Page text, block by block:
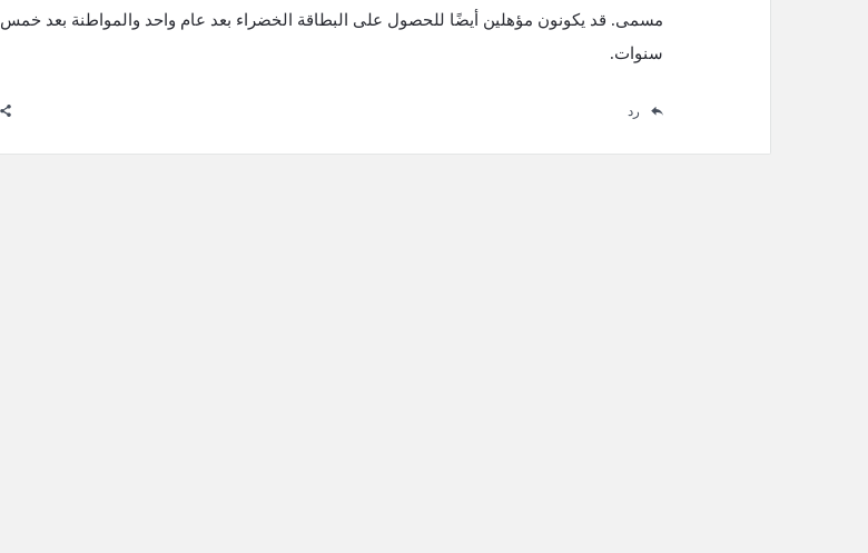
مسمى. قد يكونون مؤهلين أيضًا للحصول على البطاقة الخضراء بعد عام واحد والمواطنة بعد خمس
سنوات.
رد